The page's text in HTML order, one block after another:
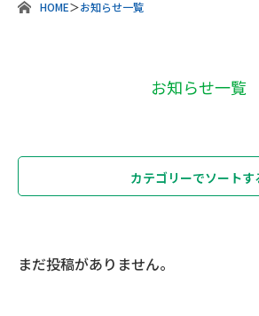
HOME＞お知らせ一覧
お知らせ一覧
まだ投稿がありません。